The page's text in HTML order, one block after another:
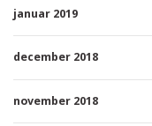
januar 2019
december 2018
november 2018